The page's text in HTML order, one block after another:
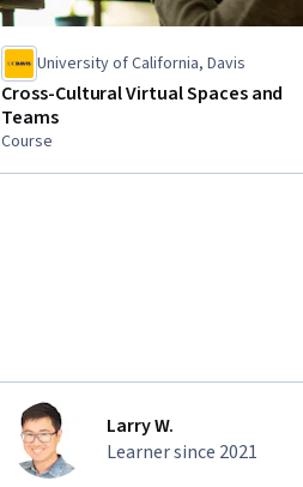
University of California, Davis
Cross-Cultural Virtual Spaces and
Teams
Course
Larry W.
Learner since 2021